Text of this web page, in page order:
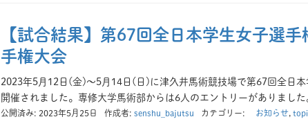
【試合結果】第67回全日本学生女子選
手権大会
2023年5月12日(金)～5月14日(日)に津久井馬術競技場で第67回全日
開催されました。専修大学馬術部からは6人のエントリーがありまし
公開済み: 2023年5月25日 作成者: senshu_bajutsu カテゴリー: お知らせ,